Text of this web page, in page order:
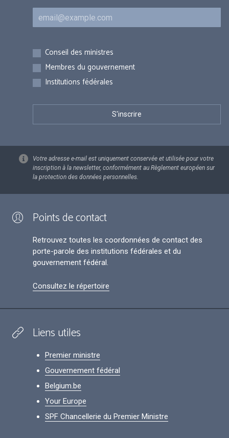
Courriel
Inscriptions
Conseil des ministres
Membres du gouvernement
Institutions fédérales
Votre adresse e-mail est uniquement conservée et utilisée pour votre
inscription à la newsletter, conformément au Règlement européen sur
la protection des données personnelles.
Points de contact
Retrouvez toutes les coordonnées de contact des
porte-parole des institutions fédérales et du
gouvernement fédéral.
Consultez le répertoire
Liens utiles
Premier ministre
Gouvernement fédéral
Belgium.be
Your Europe
SPF Chancellerie du Premier Ministre